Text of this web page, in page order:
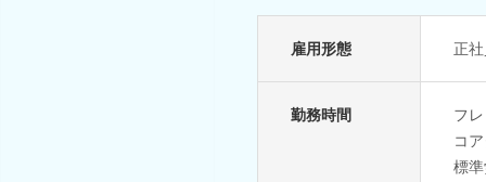
雇用形態 正
勤務時間
フ
コ
標